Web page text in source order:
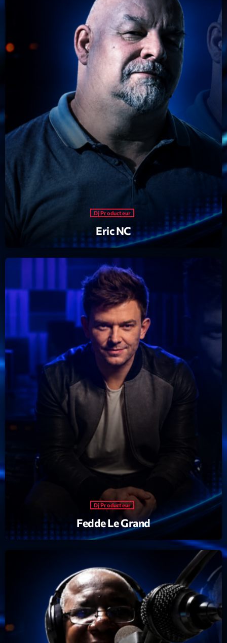
Tchat en ligne gratuit sur CRL!
Listener’s Choice Awards: Your Top Picks for This
Year’s Music Icons
Listener’s Choice Awards: Your Top Picks for This
Year’s Music Icons
From Viral Dance Challenges to Radio Play: How Pop
Songs Go Mainstream
From Viral Dance Challenges to Radio Play: How Pop
Songs Go Mainstream
Dj Producteur
Eric NC
Dj Producteur
Fedde Le Grand